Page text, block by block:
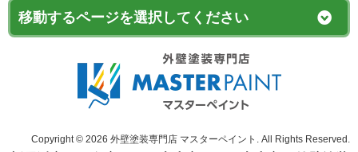
Copyright © 2026 外壁塗装専門店 マスターペイント. All Rights Reserved.